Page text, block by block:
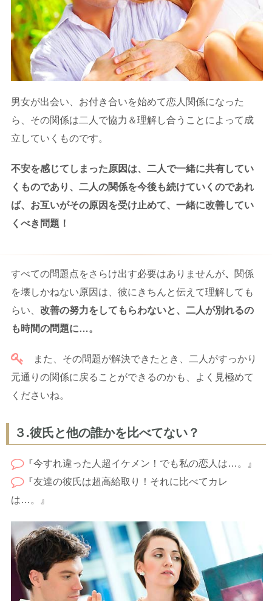
男女が出会い、お付き合いを始めて恋人関係になった
ら、その関係は二人で協力＆理解し合うことによって成
立していくものです。
不安を感じてしまった原因は、二人で一緒に共有してい
くものであり、二人の関係を今後も続けていくのであれ
ば、お互いがその原因を受け止めて、一緒に改善してい
くべき問題！
すべての問題点をさらけ出す必要はありませんが、 関係
を壊しかねない原因は、彼にきちんと伝えて理解しても
らい、 改善の努力をしてもらわないと、二人が別れるの
も時間の問題に…。
また、その問題が解決できたとき、二人がすっかり
元通りの関係に戻ることができるのかも、よく見極めて
くださいね。
３.彼氏と他の誰かを比べてない？
『今すれ違った人超イケメン！でも私の恋人は…。』
『友達の彼氏は超高給取り！それに比べてカレ
は…。』